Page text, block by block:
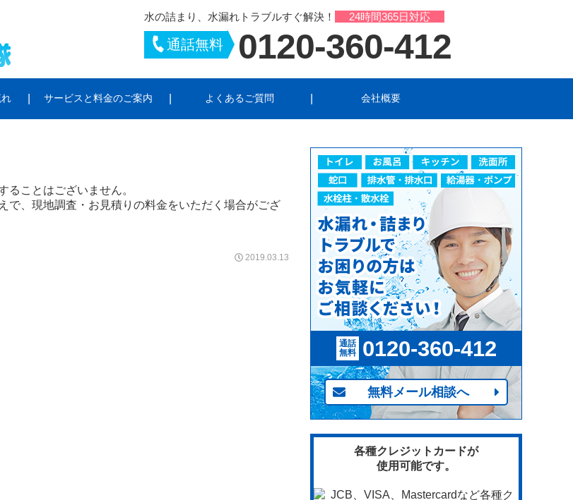
水の詰まり、水漏れトラブルすぐ解決！ 24時間365日対応
通話無料 0120-360-412
サービスと料金のご案内 よくあるご質問 会社概要
ることはございません。
、現地調査・お見積りの料金をいただく場合がござ
2019.03.13
通話
無料
0120-360-412
無料メール相談へ
各種クレジットカードが
使用可能です。